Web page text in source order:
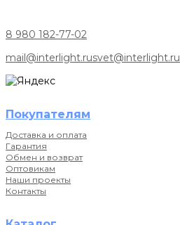
8 980 182-77-02
mail@interlight.rusvet@interlight.ru
Покупателям
Доставка и оплата
Гарантия
Обмен и возврат
Оптовикам
Наши проекты
Контакты